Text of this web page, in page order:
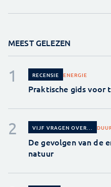
MEEST GELEZEN
RECENSIE ENERGIE
Praktische gids voor
VIJF VRAGEN OVER...
De gevolgen van de
natuur